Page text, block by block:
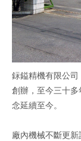
銢鎰精機有限公司
創辦，至今三十多
念延續至今。
廠內機械不斷更